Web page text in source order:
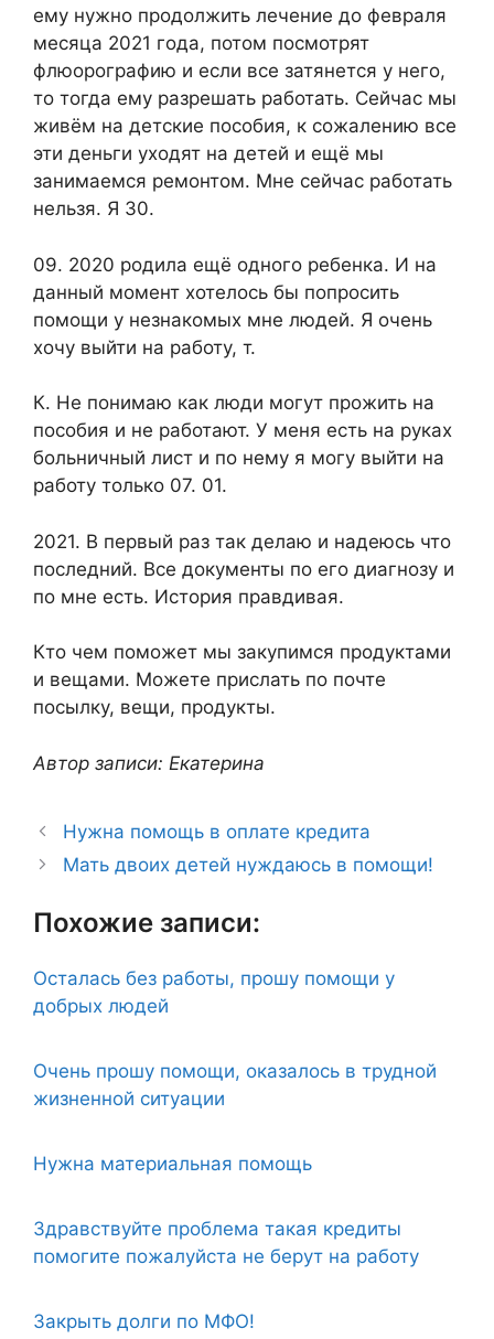
ему нужно продолжить лечение до февраля
месяца 2021 года, потом посмотрят
флюорографию и если все затянется у него,
то тогда ему разрешать работать. Сейчас мы
живём на детские пособия, к сожалению все
эти деньги уходят на детей и ещё мы
занимаемся ремонтом. Мне сейчас работать
нельзя. Я 30.
09. 2020 родила ещё одного ребенка. И на
данный момент хотелось бы попросить
помощи у незнакомых мне людей. Я очень
хочу выйти на работу, т.
К. Не понимаю как люди могут прожить на
пособия и не работают. У меня есть на руках
больничный лист и по нему я могу выйти на
работу только 07. 01.
2021. В первый раз так делаю и надеюсь что
последний. Все документы по его диагнозу и
по мне есть. История правдивая.
Кто чем поможет мы закупимся продуктами
и вещами. Можете прислать по почте
посылку, вещи, продукты.
Автор записи: Екатерина
Нужна помощь в оплате кредита
Мать двоих детей нуждаюсь в помощи!
Похожие записи:
Осталась без работы, прошу помощи у
добрых людей
Очень прошу помощи, оказалось в трудной
жизненной ситуации
Нужна материальная помощь
Здравствуйте проблема такая кредиты
помогите пожалуйста не берут на работу
Закрыть долги по МФО!